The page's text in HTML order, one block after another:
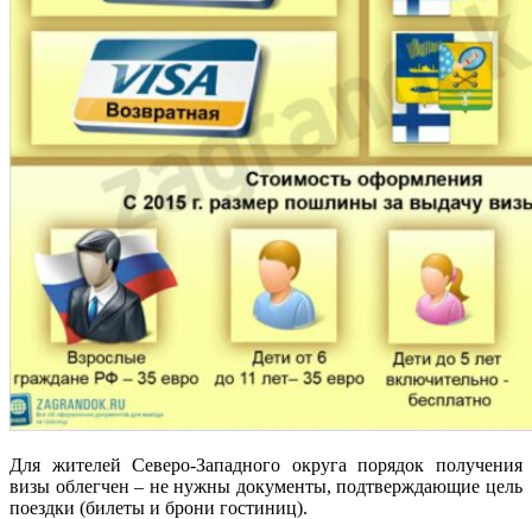
Для жителей Северо-Западного округа порядок получения
визы облегчен – не нужны документы, подтверждающие цель
поездки (билеты и брони гостиниц).